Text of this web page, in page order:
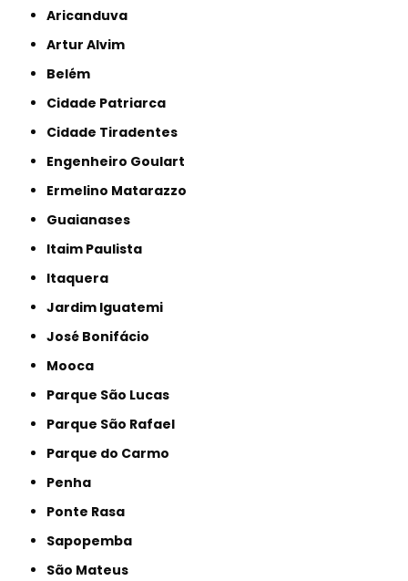
Aricanduva
Artur Alvim
Belém
Cidade Patriarca
Cidade Tiradentes
Engenheiro Goulart
Ermelino Matarazzo
Guaianases
Itaim Paulista
Itaquera
Jardim Iguatemi
José Bonifácio
Mooca
Parque São Lucas
Parque São Rafael
Parque do Carmo
Penha
Ponte Rasa
Sapopemba
São Mateus